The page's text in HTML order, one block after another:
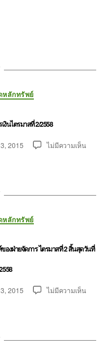
หลักทรัพย์
งินไตรมาสที่ 2/2558
2015 ไม่มีความเห็น
หลักทรัพย์
องฝ่ายจัดการ ไตรมาสที่ 2 สิ้นสุดวันที่
2015 ไม่มีความเห็น